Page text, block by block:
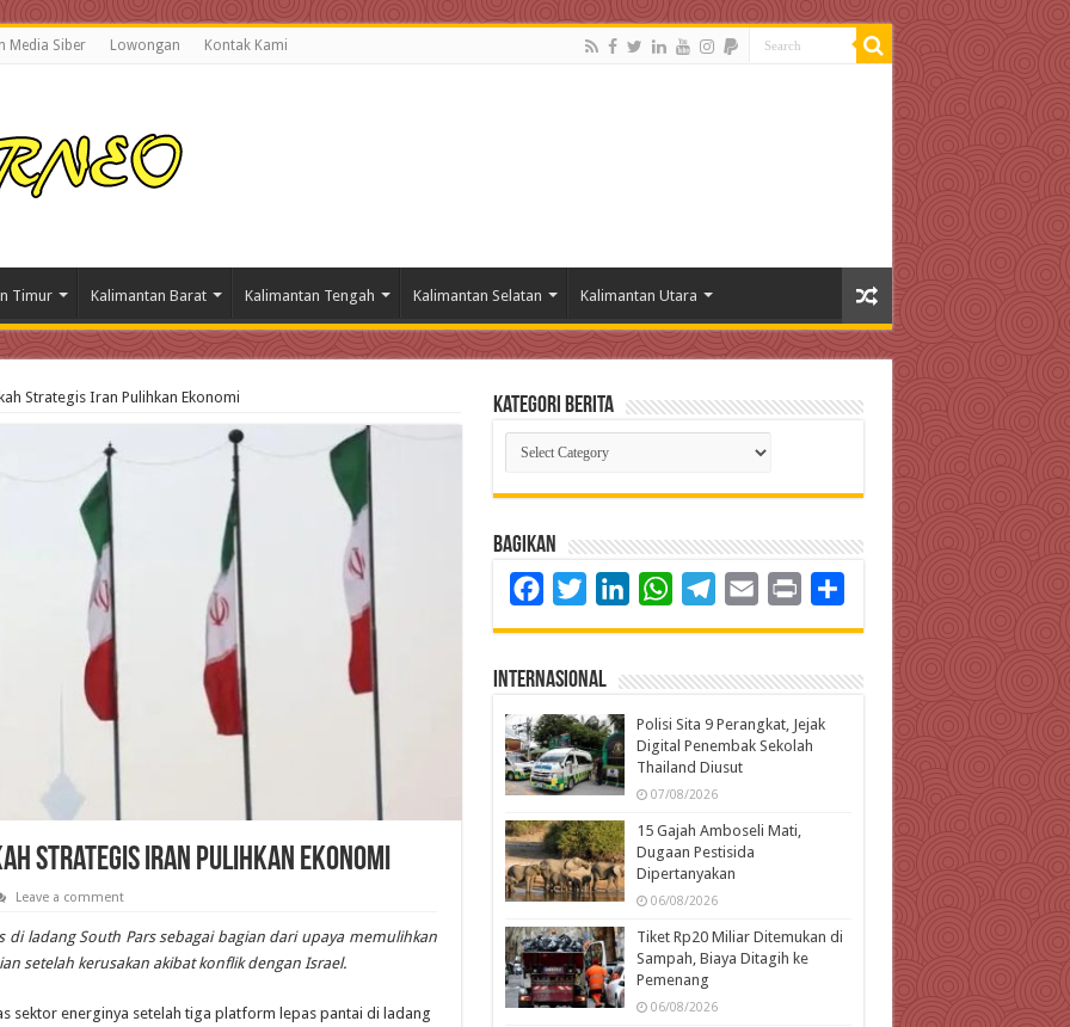
Media Siber Lowongan Kontak Kami
Timur Kalimantan Barat Kalimantan Tengah Kalimantan Selatan Kalimantan Utara
Strategis Iran Pulihkan Ekonomi
Strategis Iran Pulihkan Ekonomi
Leave a comment
ladang South Pars sebagai bagian dari upaya memulihkan
setelah kerusakan akibat konflik dengan Israel.
sektor energinya setelah tiga platform lepas pantai di ladang
Kategori Berita
Kategori
Berita
Bagikan
FacebookTwitterLinkedInWhatsAppTelegram
Email Print
Internasional
Polisi Sita 9 Perangkat, Jejak
Digital Penembak Sekolah
Thailand Diusut
07/08/2026
15 Gajah Amboseli Mati,
Dugaan Pestisida
Dipertanyakan
06/08/2026
Tiket Rp20 Miliar Ditemukan di
Sampah, Biaya Ditagih ke
Pemenang
06/08/2026